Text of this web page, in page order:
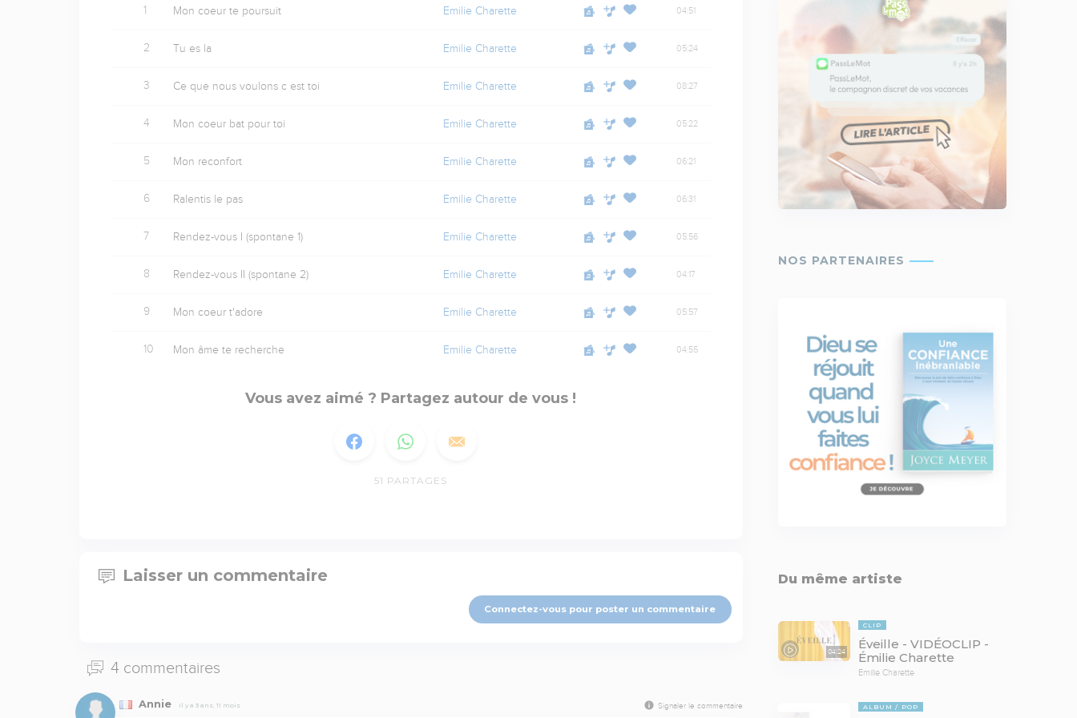
1 Mon coeur te poursuit Emilie Charette 04:51
2 Tu es la Emilie Charette 05:24
3 Ce que nous voulons c est toi Emilie Charette 08:27
4 Mon coeur bat pour toi Emilie Charette 05:22
5 Mon reconfort Emilie Charette 06:21
6 Ralentis le pas Emilie Charette 06:31
7 Rendez-vous I (spontane 1) Emilie Charette 05:56
8 Rendez-vous II (spontane 2) Emilie Charette 04:17
9 Mon coeur t'adore Emilie Charette 05:57
10 Mon âme te recherche Emilie Charette 04:55
Vous avez aimé ? Partagez autour de vous !
51 PARTAGES
Laisser un commentaire
Connectez-vous pour poster un commentaire
4 commentaires
Annie Il y a 3 ans, 11 mois Signaler le commentaire
Du même artiste
04:24
CLIP
Éveille - VIDÉOCLIP -
Émilie Charette
Emilie Charette
ALBUM POP